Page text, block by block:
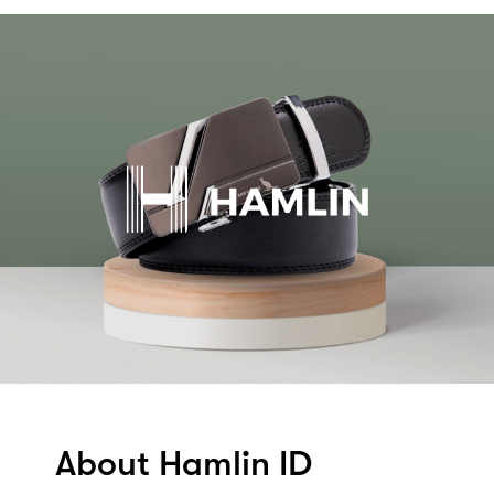
About Hamlin ID